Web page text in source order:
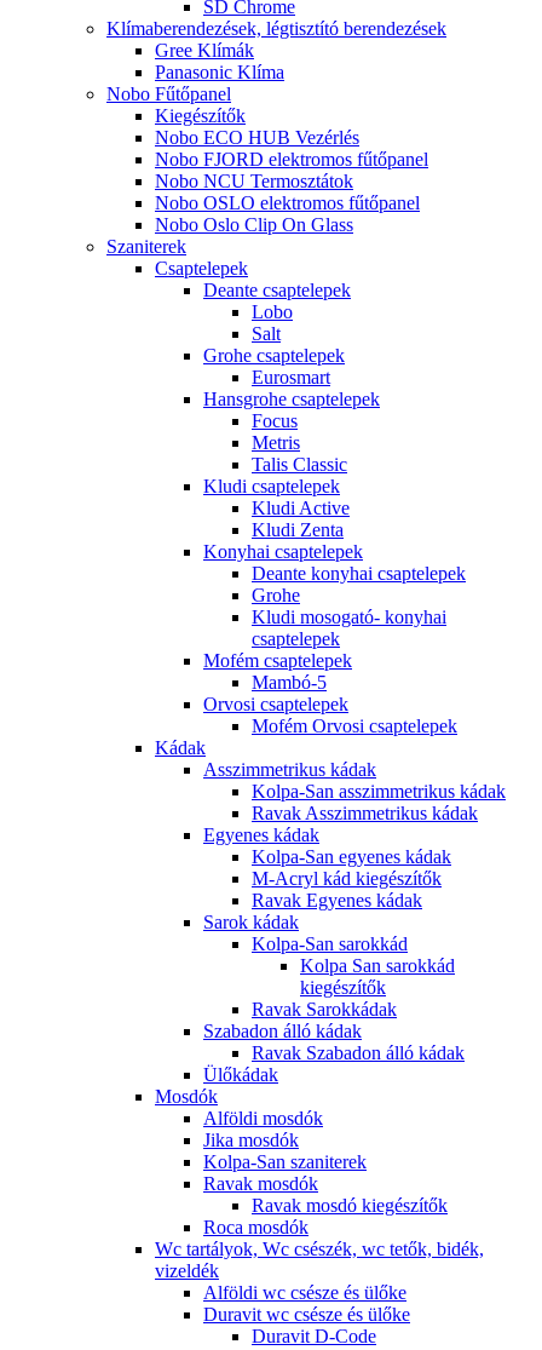
SD Chrome
Klímaberendezések, légtisztító berendezések
Gree Klímák
Panasonic Klíma
Nobo Fűtőpanel
Kiegészítők
Nobo ECO HUB Vezérlés
Nobo FJORD elektromos fűtőpanel
Nobo NCU Termosztátok
Nobo OSLO elektromos fűtőpanel
Nobo Oslo Clip On Glass
Szaniterek
Csaptelepek
Deante csaptelepek
Lobo
Salt
Grohe csaptelepek
Eurosmart
Hansgrohe csaptelepek
Focus
Metris
Talis Classic
Kludi csaptelepek
Kludi Active
Kludi Zenta
Konyhai csaptelepek
Deante konyhai csaptelepek
Grohe
Kludi mosogató- konyhai
csaptelepek
Mofém csaptelepek
Mambó-5
Orvosi csaptelepek
Mofém Orvosi csaptelepek
Kádak
Asszimmetrikus kádak
Kolpa-San asszimmetrikus kádak
Ravak Asszimmetrikus kádak
Egyenes kádak
Kolpa-San egyenes kádak
M-Acryl kád kiegészítők
Ravak Egyenes kádak
Sarok kádak
Kolpa-San sarokkád
Kolpa San sarokkád
kiegészítők
Ravak Sarokkádak
Szabadon álló kádak
Ravak Szabadon álló kádak
Ülőkádak
Mosdók
Alföldi mosdók
Jika mosdók
Kolpa-San szaniterek
Ravak mosdók
Ravak mosdó kiegészítők
Roca mosdók
Wc tartályok, Wc csészék, wc tetők, bidék,
vizeldék
Alföldi wc csésze és ülőke
Duravit wc csésze és ülőke
Duravit D-Code